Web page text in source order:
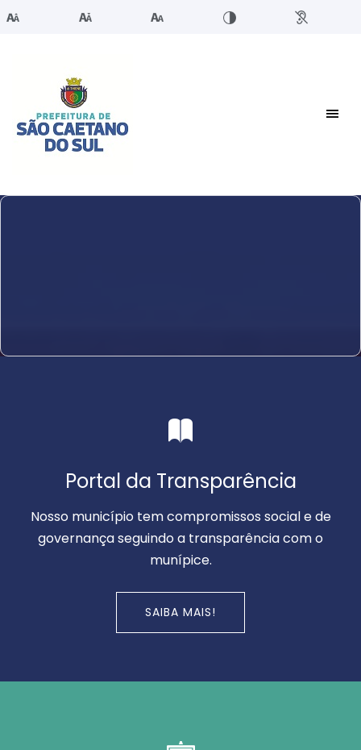
Portal da Transparência
Nosso município tem compromissos social e de
governança seguindo a transparência com o
munípice.
SAIBA MAIS!